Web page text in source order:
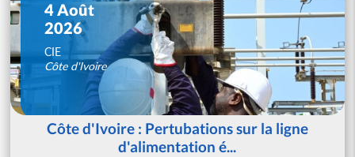
4 Août
2026
CIE
Côte d'Ivoire
Côte d'Ivoire : Pertubations sur la ligne
d'alimentation é...